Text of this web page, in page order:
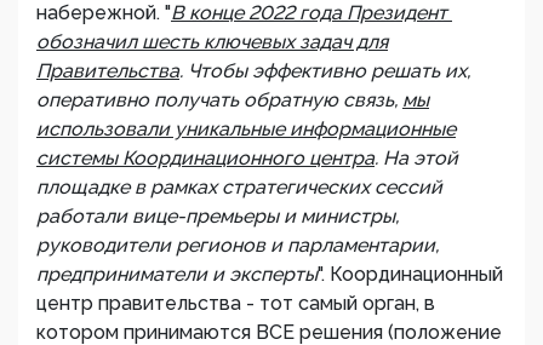
набережной. "В конце 2022 года Президент
обозначил шесть ключевых задач для
Правительства. Чтобы эффективно решать их,
оперативно получать обратную связь, мы
использовали уникальные информационные
системы Координационного центра. На этой
площадке в рамках стратегических сессий
работали вице-премьеры и министры,
руководители регионов и парламентарии,
предприниматели и эксперты". Координационный
центр правительства - тот самый орган, в
котором принимаются ВСЕ решения (положение